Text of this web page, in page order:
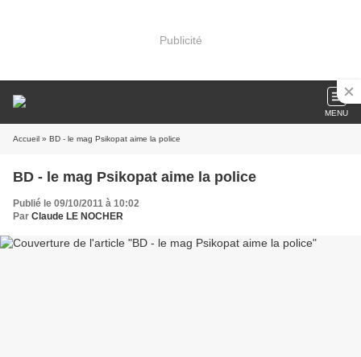
Publicité
MENU
Accueil » BD - le mag Psikopat aime la police
BD - le mag Psikopat aime la police
Publié le 09/10/2011 à 10:02
Par Claude LE NOCHER